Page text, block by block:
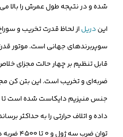
شده و در نتیجه طول عمرش را بالا
ایندریلاز لحاظ قدرت تخریب و
قابل تنظیم بر چهار حالت مجزای
ضربه‌ای و تخریب است. این بتن کن
جنس منیزیم دایکاست شده است تا
داده و اتلاف حرارتی را به حداکثر
توان ضرب